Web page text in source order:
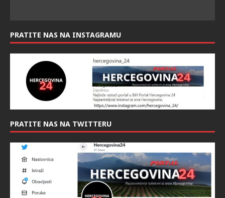
PRATITE NAS NA INSTAGRAMU
PRATITE NAS NA TWITTERU